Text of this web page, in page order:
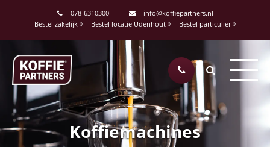
078-6310300
info@koffiepartners.nl
Bestel zakelijk
Bestel locatie Udenhout Bestel particulier
Koffiemachines